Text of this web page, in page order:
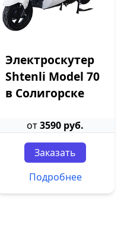
Электроскутер
Shtenli Model 70
в Солигорске
от3590 руб.
Заказать
Подробнее